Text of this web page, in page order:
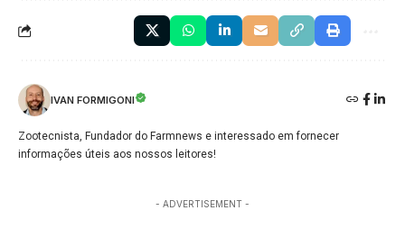
IVAN FORMIGONI
Zootecnista, Fundador do Farmnews e interessado em fornecer
informações úteis aos nossos leitores!
- ADVERTISEMENT -